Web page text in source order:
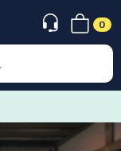
0
Înregistrare